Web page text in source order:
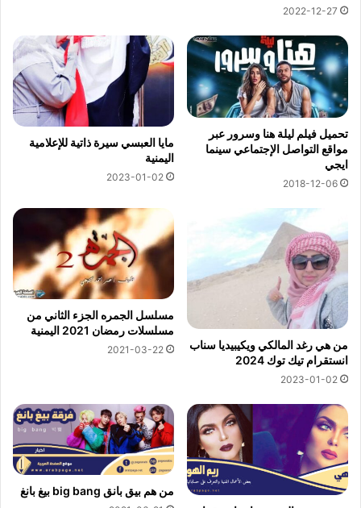
2022-12-27
تحميل فيلم ليلة هنا وسرور عبر
مواقع التواصل الإجتماعي سينما
ايجي
2018-12-06
مايا العبسي سيرة ذاتية للإعلامية
اليمنية
2023-01-02
من هي رغد المالكي ويكيبيديا سناب
انستقرام تيك توك 2024
2023-01-02
مسلسل الجمره الجزء الثاني من
مسلسلات رمضان 2021 اليمنية
2021-03-22
من هم بيق بانق big bang بيغ بانغ